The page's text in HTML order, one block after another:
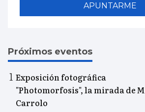
APUNTARME
Próximos eventos
Exposición fotográfica
"Photomorfosis", la mirada de
Carrolo